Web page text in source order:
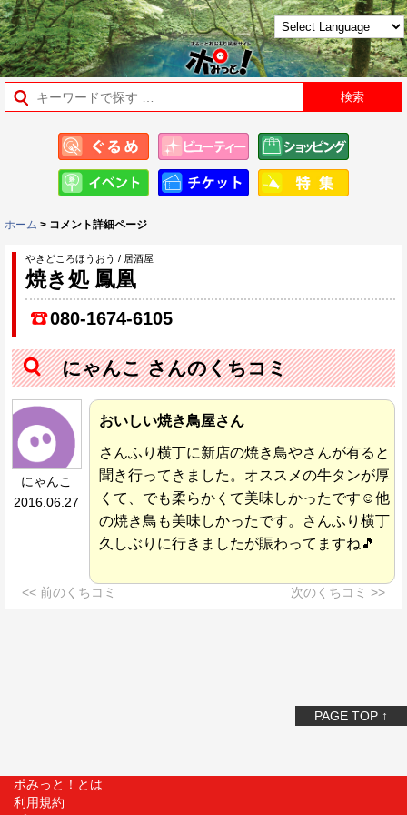
ホーム > コメント詳細ページ
やきどころほうおう / 居酒屋
焼き処 鳳凰
080-1674-6105
にゃんこ さんのくちコミ
にゃんこ
2016.06.27
おいしい焼き鳥屋さん
さんふり横丁に新店の焼き鳥やさんが有ると
聞き行ってきました。オススメの牛タンが厚
くて、でも柔らかくて美味しかったです☺他
の焼き鳥も美味しかったです。さんふり横丁
久しぶりに行きましたが賑わってますね🎵
<< 前のくちコミ 次のくちコミ >>
PAGE TOP ↑
ポみっと！とは
利用規約